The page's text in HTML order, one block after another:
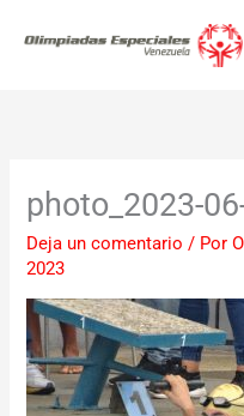
photo_2023-
Deja un comentario / Por
2023